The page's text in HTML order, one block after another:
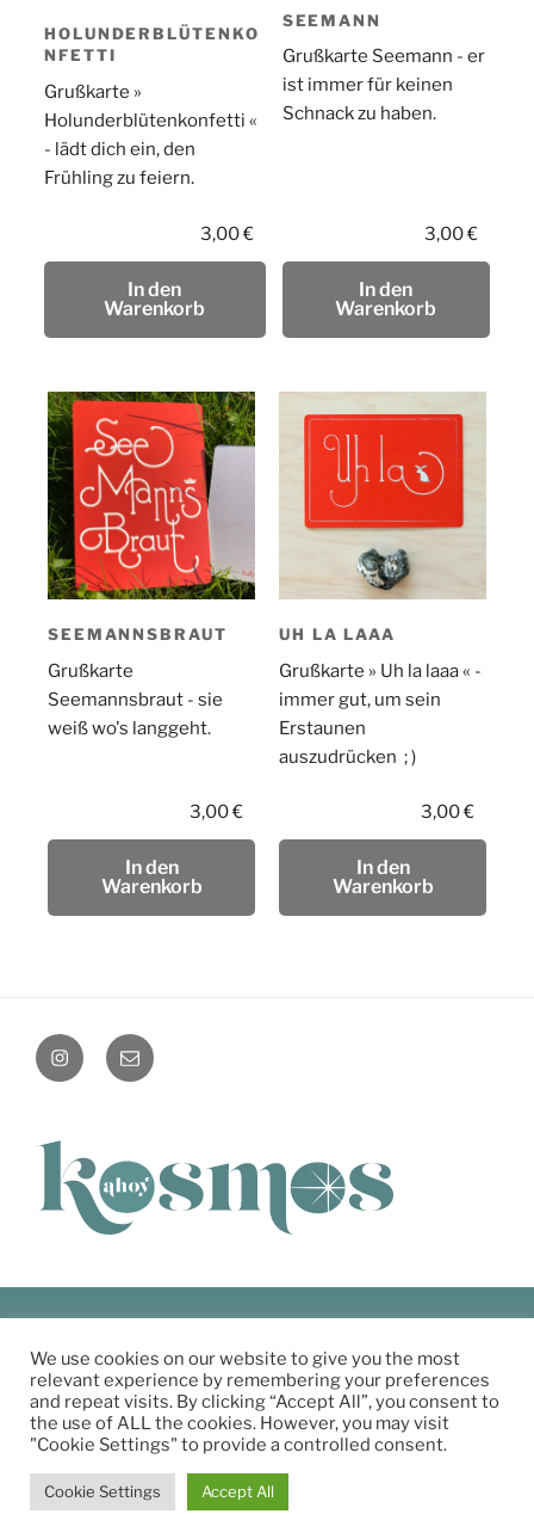
HOLUNDERBLÜTENKO
NFETTI
Grußkarte »
Holunderblütenkonfetti «
- lädt dich ein, den
Frühling zu feiern.
3,00€
In den
Warenkorb
SEEMANN
Grußkarte Seemann - er
ist immer für keinen
Schnack zu haben.
3,00€
In den
Warenkorb
SEEMANNSBRAUT
Grußkarte
Seemannsbraut - sie
weiß wo's langgeht.
3,00€
In den
Warenkorb
UH LA LAAA
Grußkarte » Uh la laaa « -
immer gut, um sein
Erstaunen
auszudrücken ; )
3,00€
In den
Warenkorb
instagramMail
AGB
Zahlung & Versand
Datenschutzerklärung
Widerrufsbestimmungen
We use cookies on our website to give you the most
relevant experience by remembering your preferences
and repeat visits. By clicking “Accept All”, you consent to
the use of ALL the cookies. However, you may visit
"Cookie Settings" to provide a controlled consent.
Cookie Settings Accept All